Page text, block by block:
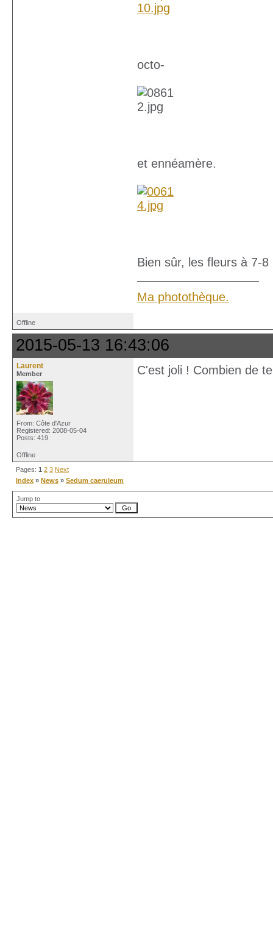
octo-
et ennéamère.
Bien sûr, les fleurs à 7-
Ma photothèque.
Offline
2015-05-13 16:43:06
Laurent
Member
From: Côte d'Azur
Registered: 2008-05-04
Posts: 419
C'est joli ! Combien de
Offline
Pages: 1 2 3 Next
Index » News » Sedum caeruleum
Jump to